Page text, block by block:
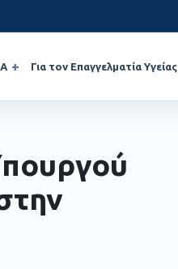
Για τον Επαγγελματία Υγείας